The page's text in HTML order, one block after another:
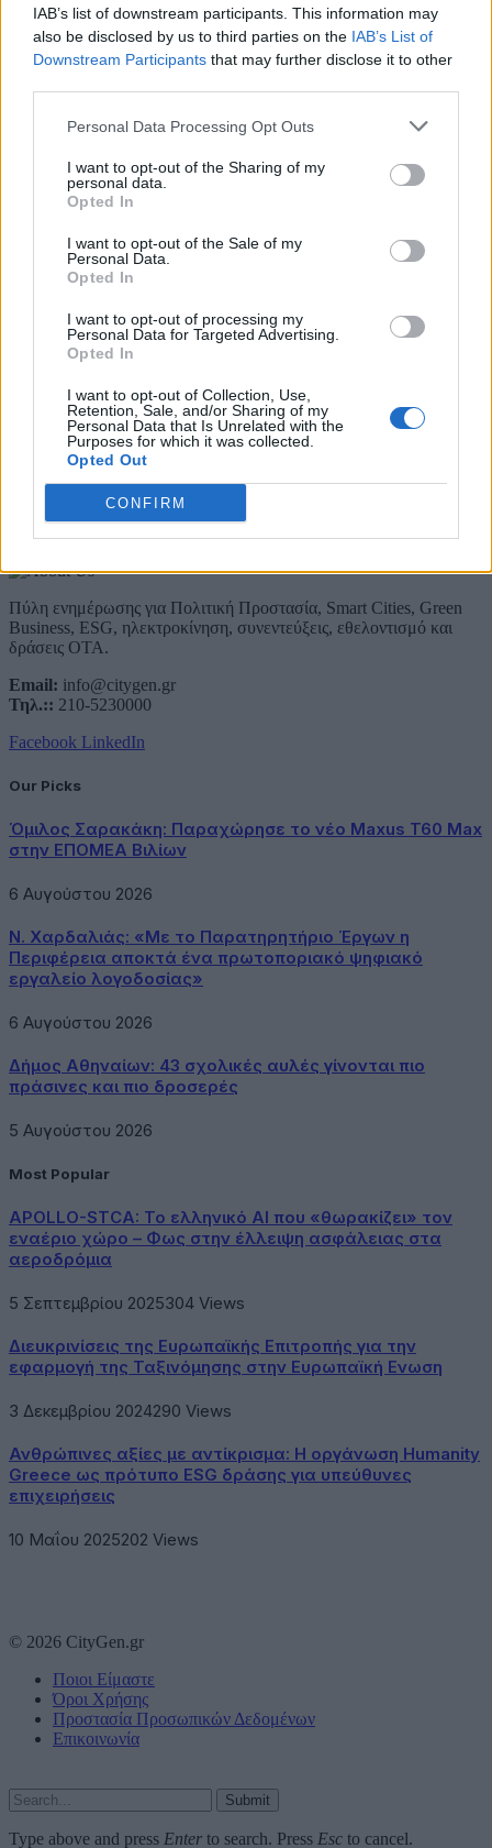
IAB’s list of downstream participants. This information may
also be disclosed by us to third parties on the IAB’s List of
Downstream Participants that may further disclose it to other
Personal Data Processing Opt Outs
I want to opt-out of the Sharing of my
personal data.
Opted In
I want to opt-out of the Sale of my
Personal Data.
Opted In
I want to opt-out of processing my
Personal Data for Targeted Advertising.
Opted In
I want to opt-out of Collection, Use,
Retention, Sale, and/or Sharing of my
Personal Data that Is Unrelated with the
Purposes for which it was collected.
Opted Out
CONFIRM
5 Αυγούστου 2026
Η FARIA Renewables προχώρησε στην ηλεκτροδότηση
5 Αυγούστου 2026
ΥΠΕΝ: Διευρύνεται ο κατάλογος των
Προστατευόμενων Τοπίων σε 12
4 Αυγούστου 2026
Newsletter Citygen.gr
Λάβετε όλα τα τελευταία νέα από τον χώρο της Πολιτικής
Προστασίας, του ESG, του Green Business και των ΟΤΑ
Συμφωνώ με την Πολιτική Δεδομένων
About Us
Πύλη ενημέρωσης για Πολιτική Προστασία, Smart Cities, Green
Business, ESG, ηλεκτροκίνηση, συνεντεύξεις, εθελοντισμό και
δράσεις ΟΤΑ.
Email: info@citygen.gr
Τηλ.:: 210-5230000
Facebook LinkedIn
Our Picks
Όμιλος Σαρακάκη: Παραχώρησε το νέο Maxus T60 Max
στην ΕΠΟΜΕΑ Βιλίων
6 Αυγούστου 2026
Ν. Χαρδαλιάς: «Με το Παρατηρητήριο Έργων η
Περιφέρεια αποκτά ένα πρωτοποριακό ψηφιακό
εργαλείο λογοδοσίας»
6 Αυγούστου 2026
Δήμος Αθηναίων: 43 σχολικές αυλές γίνονται πιο
πράσινες και πιο δροσερές
5 Αυγούστου 2026
Most Popular
APOLLO-STCA: Το ελληνικό AI που «θωρακίζει» τον
εναέριο χώρο – Φως στην έλλειψη ασφάλειας στα
αεροδρόμια
5 Σεπτεμβρίου 2025304 Views
Διευκρινίσεις της Ευρωπαϊκής Επιτροπής για την
εφαρμογή της Ταξινόμησης στην Ευρωπαϊκή Ενωση
3 Δεκεμβρίου 2024290 Views
Ανθρώπινες αξίες με αντίκρισμα: Η οργάνωση Humanity
Greece ως πρότυπο ESG δράσης για υπεύθυνες
επιχειρήσεις
10 Μαΐου 2025202 Views
© 2026 CityGen.gr
Ποιοι Είμαστε
Όροι Χρήσης
Προστασία Προσωπικών Δεδομένων
Επικοινωνία
Submit
Type above and press Enter to search. Press Esc to cancel.